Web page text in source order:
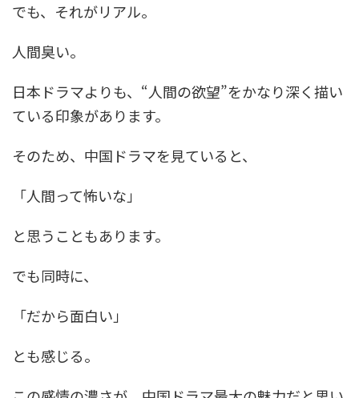
でも、それがリアル。
人間臭い。
日本ドラマよりも、“人間の欲望”をかなり深く描い
ている印象があります。
そのため、中国ドラマを見ていると、
「人間って怖いな」
と思うこともあります。
でも同時に、
「だから面白い」
とも感じる。